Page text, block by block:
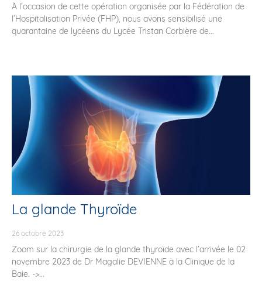
À l’occasion de cette opération organisée par la Fédération de
l’Hospitalisation Privée (FHP), nous avons sensibilisé une
quarantaine de lycéens du Lycée Tristan Corbière de...
La glande Thyroïde
26 octobre 2023
Zoom sur la chirurgie de la glande thyroïde avec l’arrivée le 02
novembre 2023 de Dr Magalie DEVIENNE à la Clinique de la
Baie. ->...